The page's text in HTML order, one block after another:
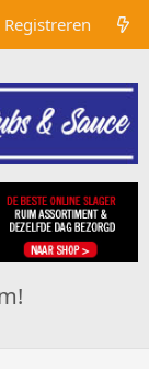
Registreren